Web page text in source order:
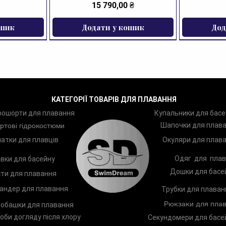
Ціна
15 790,00 ₴
Додати у кошик
Two Шампунь TRISWIM Shampoo Чоловічі
Zoggs Лопатки для плавання Zoggs Дитяче
КАТЕГОРІЇ ТОВАРІВ ДЛЯ ПЛАВАННЯ
для плавання
гідрокостюми
для плавців
Купальники для
Шапочки для
Окуляри для
для басейну
для плавання
Одяг для
Дошки для
для плавання
для плавання
догляду після хлору
Трубки для
Рюкзаки для
Секундомери для